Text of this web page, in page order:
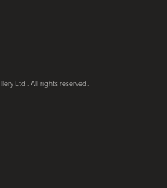
Ltd . All rights reserved.